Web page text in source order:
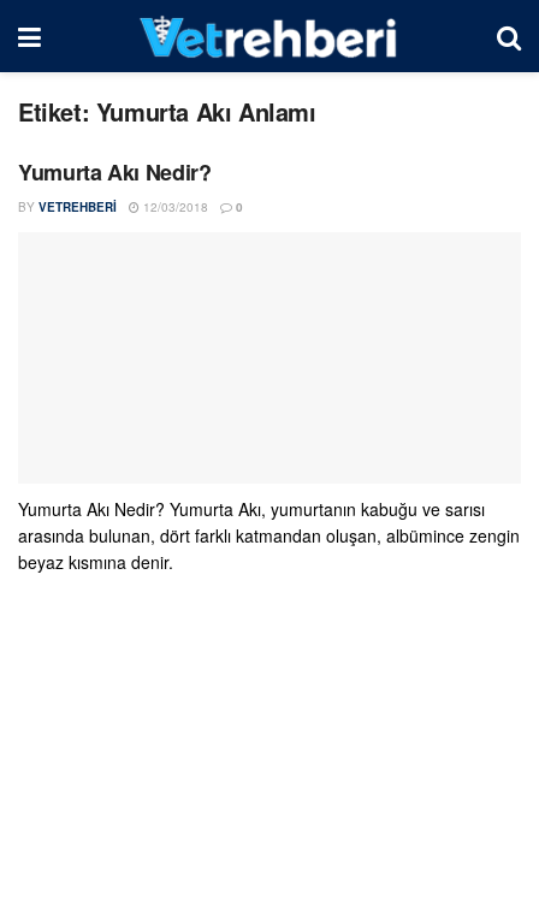
Etiket: Yumurta Akı Anlamı
Yumurta Akı Nedir?
BY VETREHBERI 12/03/2018 0
Yumurta Akı Nedir? Yumurta Akı, yumurtanın kabuğu ve sarısı
arasında bulunan, dört farklı katmandan oluşan, albümince zengin
beyaz kısmına denir.